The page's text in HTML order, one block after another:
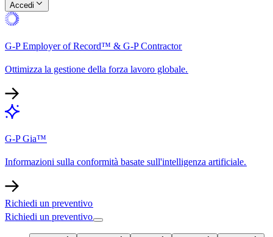
Accedi​​
G-P Employer of Record™ & G-P Contractor​​
Ottimizza la gestione della forza lavoro globale.​​
G-P Gia™​​
Informazioni sulla conformità basate sull'intelligenza artificiale.​​
Richiedi un preventivo​​
Richiedi un preventivo​​